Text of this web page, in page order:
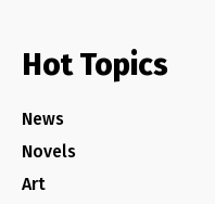
Hot Topics
News
Novels
Art